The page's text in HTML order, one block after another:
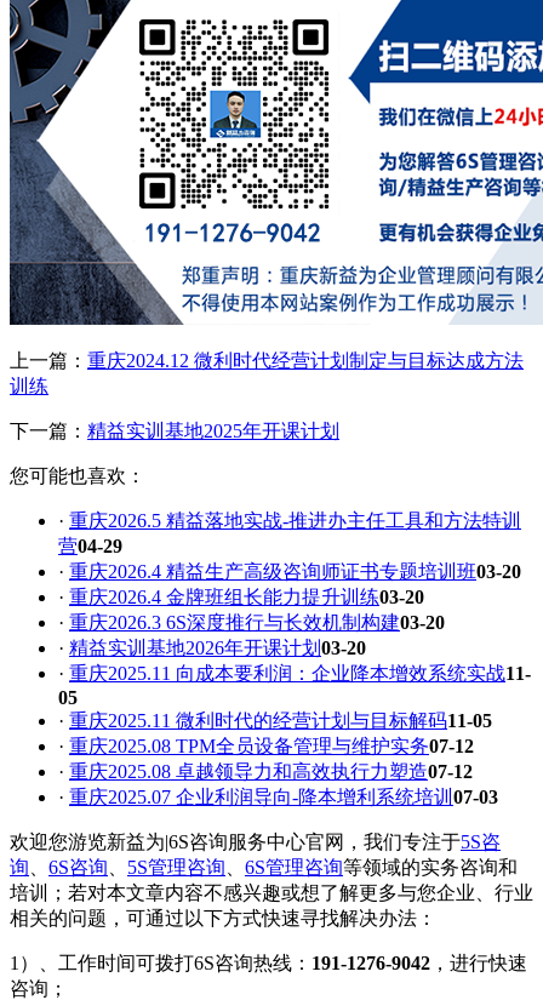
上一篇： 重庆2024.12 微利时代经营计划制定与目标达成方法
训练
下一篇： 精益实训基地2025年开课计划
您可能也喜欢：
· 重庆2026.5 精益落地实战-推进办主任工具和方法特训
营04-29
· 重庆2026.4 精益生产高级咨询师证书专题培训班03-20
· 重庆2026.4 金牌班组长能力提升训练03-20
· 重庆2026.3 6S深度推行与长效机制构建03-20
· 精益实训基地2026年开课计划 03-20
· 重庆2025.11 向成本要利润：企业降本增效系统实战11-
05
· 重庆2025.11 微利时代的经营计划与目标解码11-05
· 重庆2025.08 TPM全员设备管理与维护实务07-12
· 重庆2025.08 卓越领导力和高效执行力塑造07-12
· 重庆2025.07 企业利润导向-降本增利系统培训 07-03
欢迎您游览新益为|6S咨询服务中心官网，我们专注于5S咨
询
6S咨询 5S管理咨询 6S管理咨询等领域的实务咨询和
培训；若对本文章内容不感兴趣或想了解更多与您企业、行业
相关的问题，可通过以下方式快速寻找解决办法：
1）、工作时间可拨打6S咨询热线： 191-1276-9042 ，进行快速
咨询；